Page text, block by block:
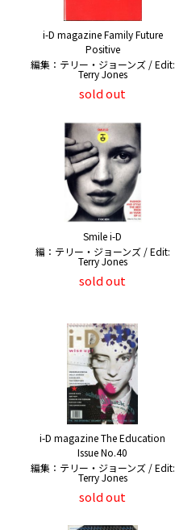
i-D magazine Family Future
Positive
編集：テリー・ジョーンズ / Edit:
Terry Jones
sold out
Smile i-D
編：テリー・ジョーンズ / Edit:
Terry Jones
sold out
i-D magazine The Education
Issue No.40
編集：テリー・ジョーンズ / Edit:
Terry Jones
sold out